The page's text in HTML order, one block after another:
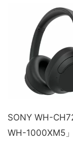
SONY WH-
WH-1000XM5